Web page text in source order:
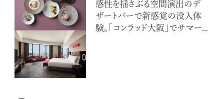
感性を揺さぶる空間演出のデ
ザートバーで新感覚の没入体
験。「コンラッド大阪」でサマー